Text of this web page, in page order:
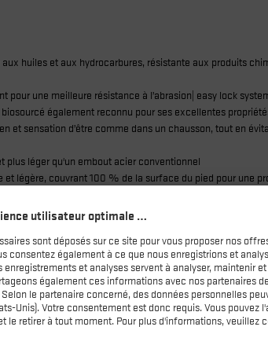
huiles et aux hydrocarbures, résistante aux produits
pour une meilleure résistance à l’abrasion| easy lock
également reconnu pour ses excellentes
sensation d’être comme dans un chausson, tout en
plus léger qu'un embout acier conventionnel
légère, couvrant 100 % de la surface du pied pour une
et à l’arrière | fabriquée à partir de 75 % de matériaux
pour une très grande capacité d’absorption de